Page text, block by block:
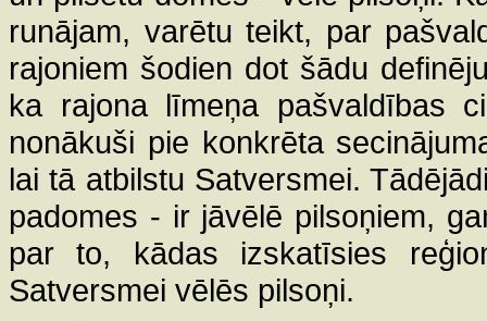
runājam, varētu teikt, par
rajoniem šodien dot šādu
ka rajona līmeņa pašvaldības
nonākuši pie konkrēta
lai tā atbilstu Satversmei.
padomes - ir jāvēlē pilsoņiem,
par to, kādas izskatīsies
Satversmei vēlēs pilsoņi.